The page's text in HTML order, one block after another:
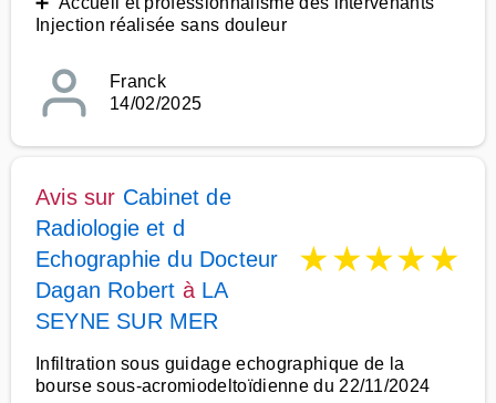
Injection réalisée sans douleur
Franck
14/02/2025
Avis sur Cabinet de
Radiologie et d
Echographie du Docteur
Dagan Robert à LA
SEYNE SUR MER
★★★★★
Infiltration sous guidage echographique de la
bourse sous-acromiodeltoïdienne du 22/11/2024